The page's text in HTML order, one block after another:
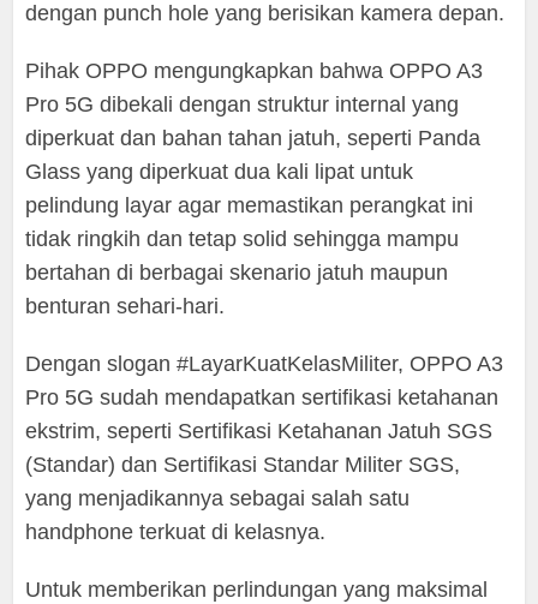
dengan punch hole yang berisikan kamera depan.
Pihak OPPO mengungkapkan bahwa OPPO A3
Pro 5G dibekali dengan struktur internal yang
diperkuat dan bahan tahan jatuh, seperti Panda
Glass yang diperkuat dua kali lipat untuk
pelindung layar agar memastikan perangkat ini
tidak ringkih dan tetap solid sehingga mampu
bertahan di berbagai skenario jatuh maupun
benturan sehari-hari.
Dengan slogan #LayarKuatKelasMiliter, OPPO A3
Pro 5G sudah mendapatkan sertifikasi ketahanan
ekstrim, seperti Sertifikasi Ketahanan Jatuh SGS
(Standar) dan Sertifikasi Standar Militer SGS,
yang menjadikannya sebagai salah satu
handphone terkuat di kelasnya.
Untuk memberikan perlindungan yang maksimal